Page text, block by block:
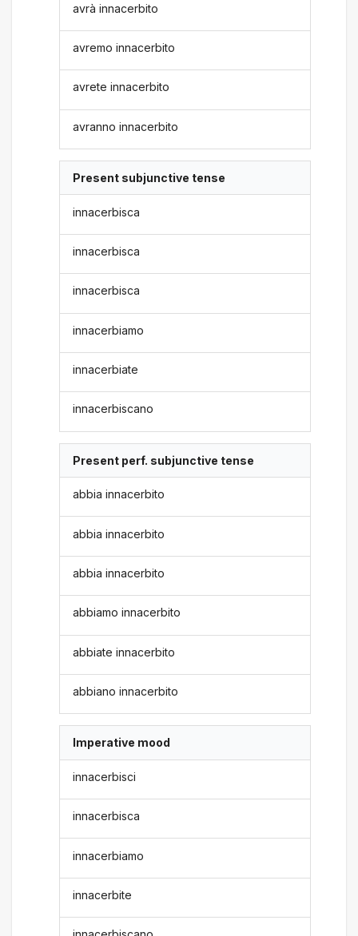
avrà innacerbito
avremo innacerbito
avrete innacerbito
avranno innacerbito
Present subjunctive tense
innacerbisca
innacerbisca
innacerbisca
innacerbiamo
innacerbiate
innacerbiscano
Present perf. subjunctive tense
abbia innacerbito
abbia innacerbito
abbia innacerbito
abbiamo innacerbito
abbiate innacerbito
abbiano innacerbito
Imperative mood
innacerbisci
innacerbisca
innacerbiamo
innacerbite